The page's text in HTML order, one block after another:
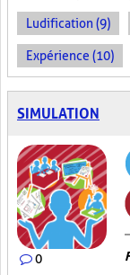
Ludification (9)
Expérience (10)
SIMULATION
0